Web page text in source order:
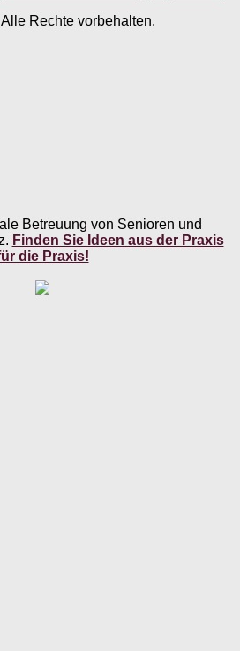
Rechte vorbehalten.
Betreuung von Senioren und
Finden Sie Ideen aus der Praxis
die Praxis!